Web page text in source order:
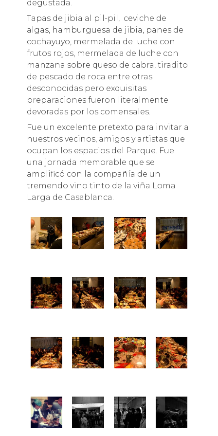
degustada.
Tapas de jibia al pil-pil, ceviche de
algas, hamburguesa de jibia, panes de
cochayuyo, mermelada de luche con
frutos rojos, mermelada de luche con
manzana sobre queso de cabra, tiradito
de pescado de roca entre otras
desconocidas pero exquisitas
preparaciones fueron literalmente
devoradas por los comensales.
Fue un excelente pretexto para invitar a
nuestros vecinos, amigos y artistas que
ocupan los espacios del Parque. Fue
una jornada memorable que se
amplificó con la compañía de un
tremendo vino tinto de la viña Loma
Larga de Casablanca.